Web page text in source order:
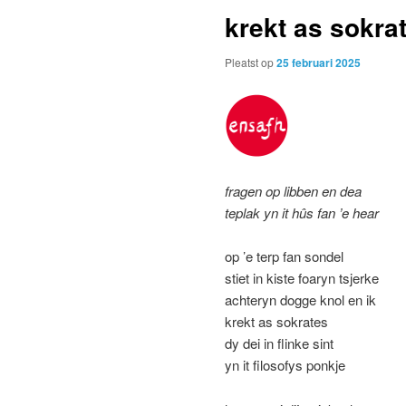
krekt as
Pleatst op25 februari 2025
fragen op libben en dea
teplak yn it hûs fan ’e hear
op ’e terp fan sondel
stiet in kiste foaryn tsjerke
achteryn dogge knol en ik
krekt as sokrates
dy dei in flinke sint
yn it filosofys ponkje